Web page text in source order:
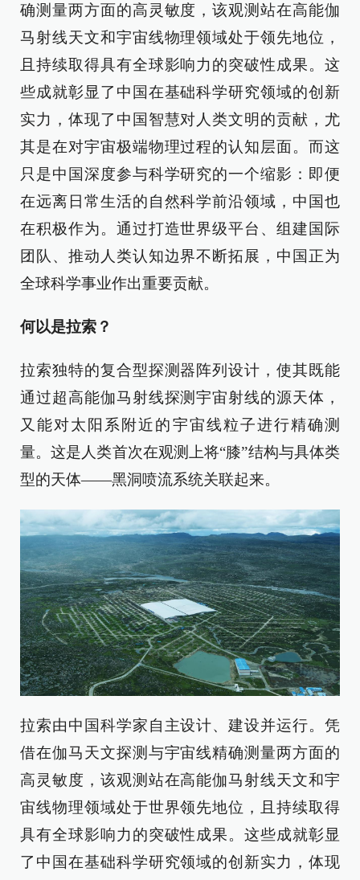
确测量两方面的高灵敏度，该观测站在高能伽
马射线天文和宇宙线物理领域处于领先地位，
且持续取得具有全球影响力的突破性成果。这
些成就彰显了中国在基础科学研究领域的创新
实力，体现了中国智慧对人类文明的贡献，尤
其是在对宇宙极端物理过程的认知层面。而这
只是中国深度参与科学研究的一个缩影：即便
在远离日常生活的自然科学前沿领域，中国也
在积极作为。通过打造世界级平台、组建国际
团队、推动人类认知边界不断拓展，中国正为
全球科学事业作出重要贡献。
何以是拉索？
拉索独特的复合型探测器阵列设计，使其既能
通过超高能伽马射线探测宇宙射线的源天体，
又能对太阳系附近的宇宙线粒子进行精确测
量。这是人类首次在观测上将“膝”结构与具体类
型的天体——黑洞喷流系统关联起来。
拉索由中国科学家自主设计、建设并运行。凭
借在伽马天文探测与宇宙线精确测量两方面的
高灵敏度，该观测站在高能伽马射线天文和宇
宙线物理领域处于世界领先地位，且持续取得
具有全球影响力的突破性成果。这些成就彰显
了中国在基础科学研究领域的创新实力，体现